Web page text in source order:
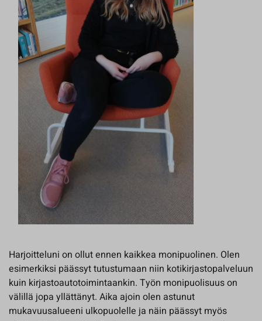
Harjoitteluni on ollut ennen kaikkea monipuolinen. Olen
esimerkiksi päässyt tutustumaan niin kotikirjastopalveluun
kuin kirjastoautotoimintaankin. Työn monipuolisuus on
välillä jopa yllättänyt. Aika ajoin olen astunut
mukavuusalueeni ulkopuolelle ja näin päässyt myös